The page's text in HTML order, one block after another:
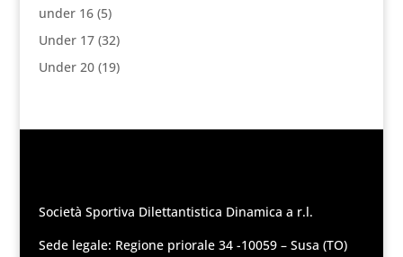
under 16(5)
Under 17(32)
Under 20(19)
Società Sportiva Dilettantistica Dinamica a r.l.
Sede legale: Regione priorale 34 -10059 – Susa (TO)